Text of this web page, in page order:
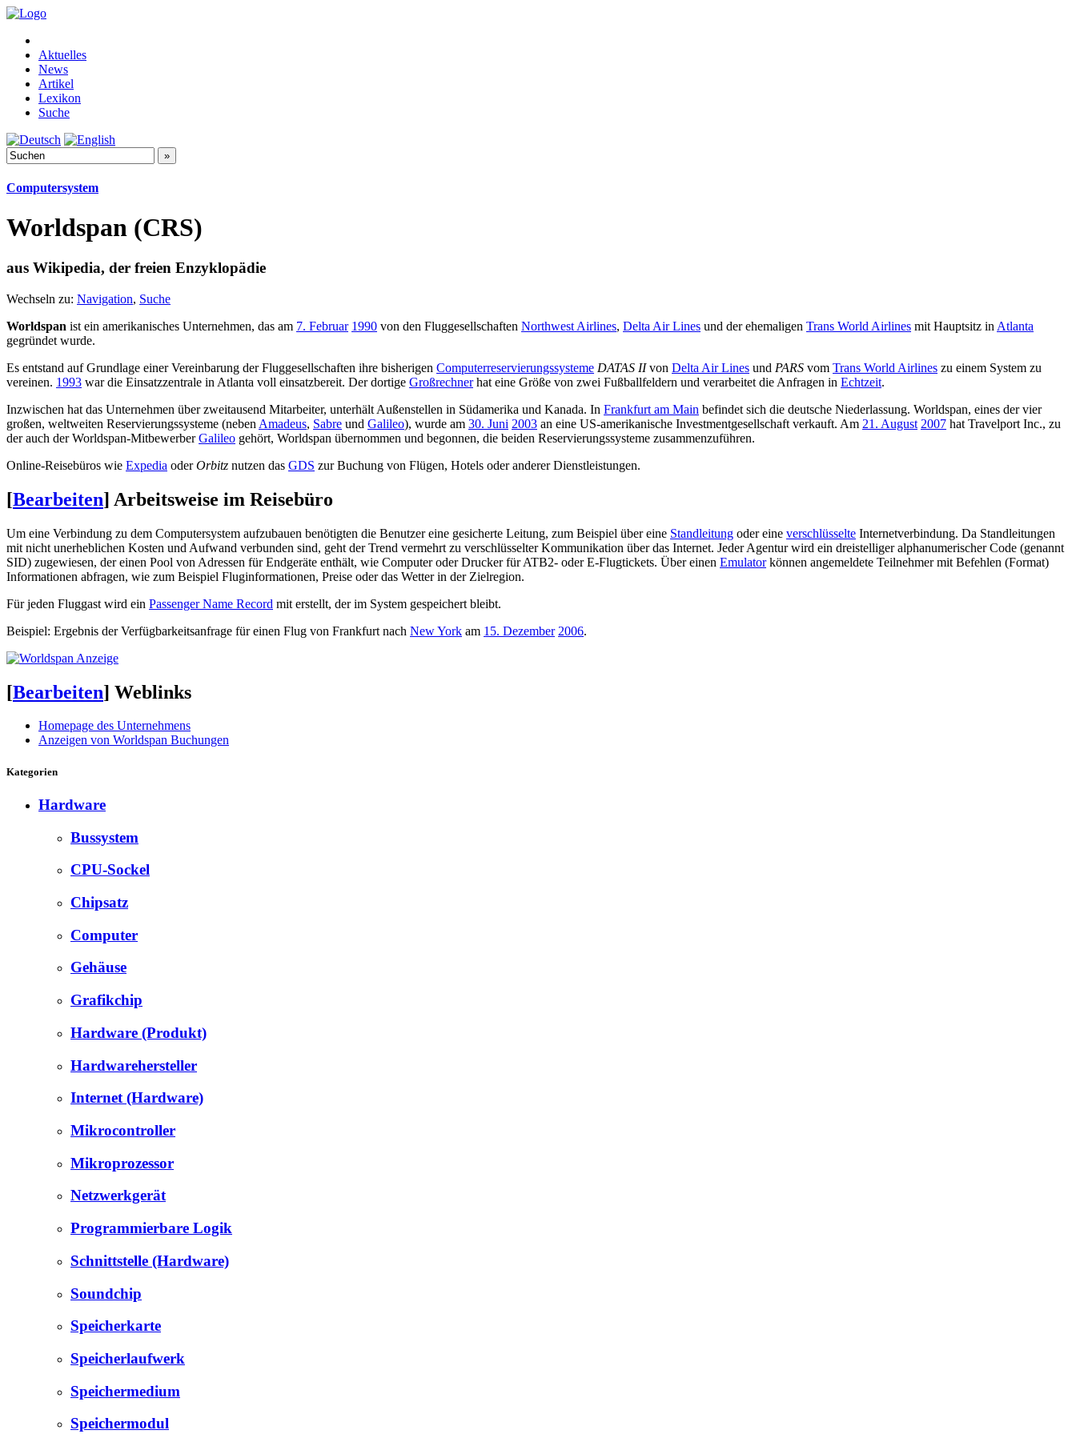
Aktuelles
News
Artikel
Lexikon
Suche
Computersystem
Worldspan (CRS)
aus Wikipedia, der freien Enzyklopädie
Wechseln zu: Navigation, Suche
Worldspan ist ein amerikanisches Unternehmen, das am 7. Februar 1990 von den Fluggesellschaften Northwest Airlines, Delta Air Lines und der ehemaligen Trans World Airlines mit Hauptsitz in Atlanta
gegründet wurde.
Es entstand auf Grundlage einer Vereinbarung der Fluggesellschaften ihre bisherigen Computerreservierungssysteme DATAS IIvon Delta Air Lines und PARS vom Trans World Airlines zu einem System zu
vereinen. 1993 war die Einsatzzentrale in Atlanta voll einsatzbereit. Der dortige Großrechnerhat eine Größe von zwei Fußballfeldern und verarbeitet die Anfragen in Echtzeit.
Inzwischen hat das Unternehmen über zweitausend Mitarbeiter, unterhält Außenstellen in Südamerika und Kanada. In Frankfurt am Main befindet sich die deutsche Niederlassung. Worldspan, eines der vier
großen, weltweiten Reservierungssysteme (neben Amadeus, Sabre und Galileo), wurde am 30. Juni 2003 an eine US-amerikanische Investmentgesellschaft verkauft. Am 21. August 2007 hat Travelport Inc., zu
der auch der Worldspan-MitbewerberGalileo gehört, Worldspan übernommen und begonnen, die beiden Reservierungssysteme zusammenzuführen.
Online-Reisebüros wie Expedia oderOrbitz nutzen das GDS zur Buchung von Flügen, Hotels oder anderer Dienstleistungen.
[Bearbeiten] Arbeitsweise im Reisebüro
Um eine Verbindung zu dem Computersystem aufzubauen benötigten die Benutzer eine gesicherte Leitung, zum Beispiel über eine Standleitung oder eine verschlüsselte Internetverbindung. Da Standleitungen
mit nicht unerheblichen Kosten und Aufwand verbunden sind, geht der Trend vermehrt zu verschlüsselter Kommunikation über das Internet. Jeder Agentur wird ein dreistelliger alphanumerischer Code (genannt
SID) zugewiesen, der einen Pool von Adressen für Endgeräte enthält, wie Computer oder Drucker für ATB2- oder E-Flugtickets. Über einen Emulatorkönnen angemeldete Teilnehmer mit Befehlen (Format)
Informationen abfragen, wie zum Beispiel Fluginformationen, Preise oder das Wetter in der Zielregion.
Für jeden Fluggast wird ein Passenger Name Record mit erstellt, der im System gespeichert bleibt.
Beispiel: Ergebnis der Verfügbarkeitsanfrage für einen Flug von Frankfurt nach New York am 15. Dezember 2006.
[Bearbeiten] Weblinks
Homepage des Unternehmens
Anzeigen von Worldspan Buchungen
Kategorien
Hardware
Bussystem
CPU-Sockel
Chipsatz
Computer
Gehäuse
Grafikchip
Hardware (Produkt)
Hardwarehersteller
Internet (Hardware)
Mikrocontroller
Mikroprozessor
Netzwerkgerät
Programmierbare Logik
Schnittstelle (Hardware)
Soundchip
Speicherkarte
Speicherlaufwerk
Speichermedium
Speichermodul